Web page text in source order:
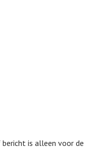
bericht is alleen voor de